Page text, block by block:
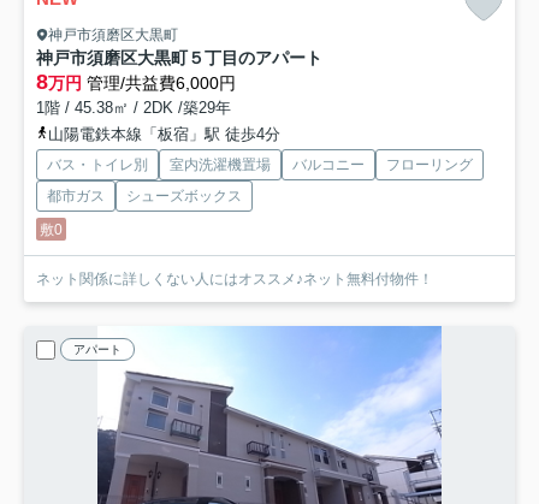
神戸市須磨区大黒町
神戸市須磨区大黒町５丁目のアパート
8万円 管理/共益費6,000円
1階 / 45.38㎡ / 2DK /築29年
山陽電鉄本線「板宿」駅 徒歩4分
バス・トイレ別 室内洗濯機置場 バルコニー
フローリング
都市ガス
シューズボックス
敷0
ネット関係に詳しくない人にはオススメ♪ネット無料付物件！
アパート